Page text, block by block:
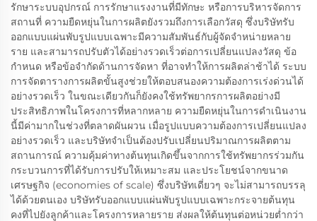
รักษาระบบอุปกรณ์ การรักษาแรงงานที่มีทักษะ หรือการบริหารจัดการ
สถานที่ ความยืดหยุ่นในการผลิตยังรวมถึงการเลือกวัสดุ ซึ่งบริษัทรับ
ออกแบบแผ่นพับรูปแบบเฉพาะมีความสัมพันธ์กับผู้จัดจำหน่ายหลาย
ราย และสามารถปรับตัวได้อย่างรวดเร็วต่อการเปลี่ยนแปลงวัสดุ ข้อ
กำหนด หรือข้อจำกัดด้านการจัดหา ที่อาจทำให้การผลิตล่าช้าได้ ระบบ
การจัดตารางการผลิตขั้นสูงช่วยให้ตอบสนองความต้องการเร่งด่วนได้
อย่างรวดเร็ว ในขณะเดียวกันก็ยังคงใช้ทรัพยากรการผลิตอย่างมี
ประสิทธิภาพในโครงการที่หลากหลาย ความยืดหยุ่นในการดำเนินงาน
นี้มีค่ามากในช่วงที่ตลาดผันผวน เมื่อรูปแบบความต้องการเปลี่ยนแปลง
อย่างรวดเร็ว และบริษัทจำเป็นต้องปรับเปลี่ยนปริมาณการผลิตตาม
สถานการณ์ ความคุ้มค่าทางต้นทุนเกิดขึ้นจากการใช้ทรัพยากรร่วมกัน
กระบวนการที่ได้รับการปรับให้เหมาะสม และประโยชน์จากขนาด
เศรษฐกิจ (economies of scale) ซึ่งบริษัทเดี่ยวๆ จะไม่สามารถบรรลุ
ได้ด้วยตนเอง บริษัทรับออกแบบแผ่นพับรูปแบบเฉพาะกระจายต้นทุน
คงที่ไปยังลูกค้าและโครงการหลายราย ส่งผลให้ต้นทุนต่อหน่วยต่ำกว่า